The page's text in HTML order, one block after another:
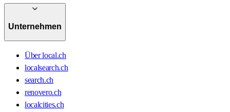
Unternehmen
Über local.ch
localsearch.ch
search.ch
renovero.ch
localcities.ch